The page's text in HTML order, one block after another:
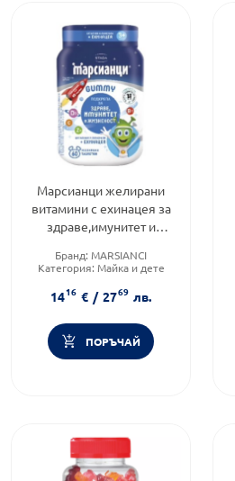
Марсианци желирани
витамини с ехинацея за
здраве,имунитет и
Бранд: MARSIANCI
Категория: Майка и дете
1416 € / 2769 лв.
ПОРЪЧАЙ